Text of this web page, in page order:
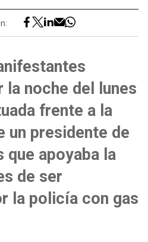
noche del lunes
frente a la
un presidente de
que apoyaba la
de ser
la policía con gas